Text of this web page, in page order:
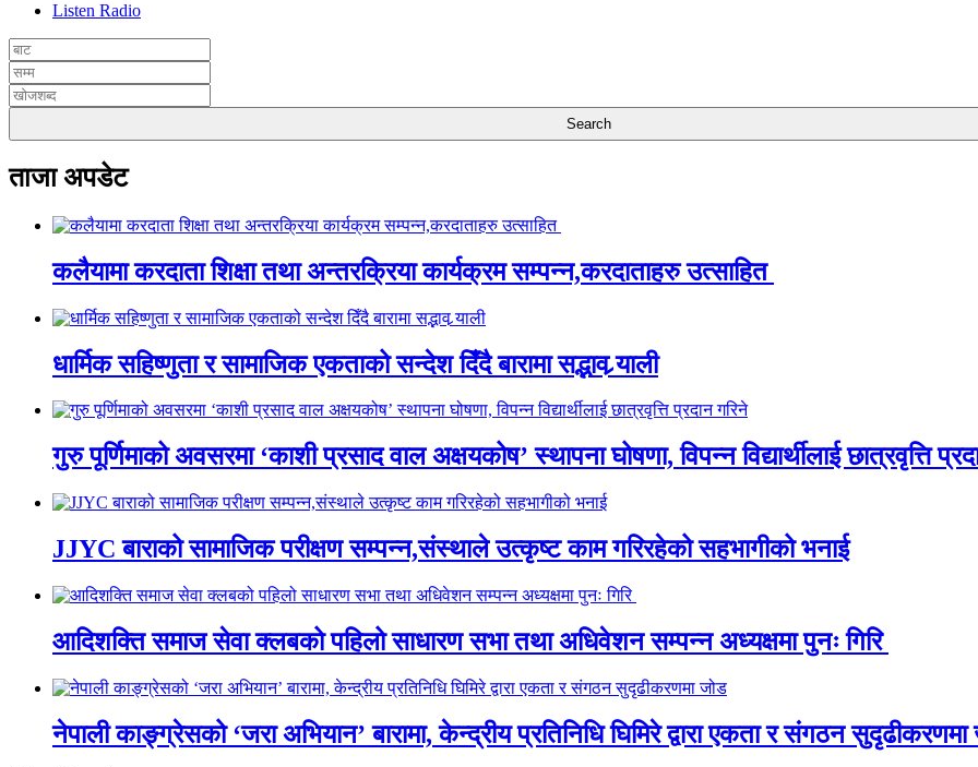
Listen Radio
ताजा अपडेट
कलैयामा करदाता शिक्षा तथा अन्तरक्रिया कार्यक्रम सम्पन्न,करदाताहरु उत्साहित
धार्मिक सहिष्णुता र सामाजिक एकताको सन्देश दिँदै बारामा सद्भाव र्‍याली
गुरु पूर्णिमाको अवसरमा ‘काशी प्रसाद वाल अक्षयकोष’ स्थापना घोषणा, विपन्न विद्यार्थीलाई छात्रवृत्ति
JJYC बाराको सामाजिक परीक्षण सम्पन्न,संस्थाले उत्कृष्ट काम गरिरहेको सहभागीको भनाई
आदिशक्ति समाज सेवा क्लबको पहिलो साधारण सभा तथा अधिवेशन सम्पन्न अध्यक्षमा पुनः गिरि
नेपाली काङ्ग्रेसको ‘जरा अभियान’ बारामा, केन्द्रीय प्रतिनिधि घिमिरे द्वारा एकता र संगठन